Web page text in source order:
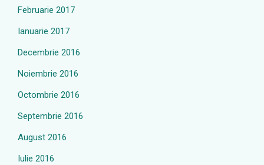
Februarie 2017
Ianuarie 2017
Decembrie 2016
Noiembrie 2016
Octombrie 2016
Septembrie 2016
August 2016
Iulie 2016